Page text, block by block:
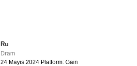
Ru
Dram
24 Mayıs 2024 Platform: Gain